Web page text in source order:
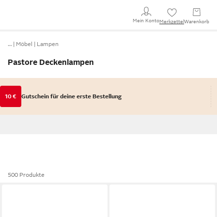
Mein KontoMerkzettel Warenkorb
… Möbel Lampen
Pastore Deckenlampen
10 € Gutschein für deine erste Bestellung
500 Produkte